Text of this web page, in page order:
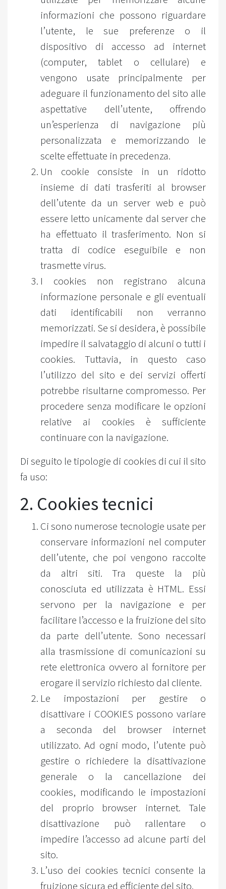
informazioni che possono riguardare
l’utente, le sue preferenze o il
dispositivo di accesso ad internet
(computer, tablet o cellulare) e
vengono usate principalmente per
adeguare il funzionamento del sito alle
aspettative dell’utente, offrendo
un’esperienza di navigazione più
personalizzata e memorizzando le
scelte effettuate in precedenza.
Un cookie consiste in un ridotto
insieme di dati trasferiti al browser
dell’utente da un server web e può
essere letto unicamente dal server che
ha effettuato il trasferimento. Non si
tratta di codice eseguibile e non
trasmette virus.
I cookies non registrano alcuna
informazione personale e gli eventuali
dati identificabili non verranno
memorizzati. Se si desidera, è possibile
impedire il salvataggio di alcuni o tutti i
cookies. Tuttavia, in questo caso
l’utilizzo del sito e dei servizi offerti
potrebbe risultarne compromesso. Per
procedere senza modificare le opzioni
relative ai cookies è sufficiente
continuare con la navigazione.
Di seguito le tipologie di cookies di cui il sito
fa uso:
2. Cookies tecnici
Ci sono numerose tecnologie usate per
conservare informazioni nel computer
dell’utente, che poi vengono raccolte
da altri siti. Tra queste la più
conosciuta ed utilizzata è HTML. Essi
servono per la navigazione e per
facilitare l’accesso e la fruizione del sito
da parte dell’utente. Sono necessari
alla trasmissione di comunicazioni su
rete elettronica ovvero al fornitore per
erogare il servizio richiesto dal cliente.
Le impostazioni per gestire o
disattivare i COOKIES possono variare
a seconda del browser internet
utilizzato. Ad ogni modo, l’utente può
gestire o richiedere la disattivazione
generale o la cancellazione dei
cookies, modificando le impostazioni
del proprio browser internet. Tale
disattivazione può rallentare o
impedire l’accesso ad alcune parti del
sito.
L’uso dei cookies tecnici consente la
fruizione sicura ed efficiente del sito.